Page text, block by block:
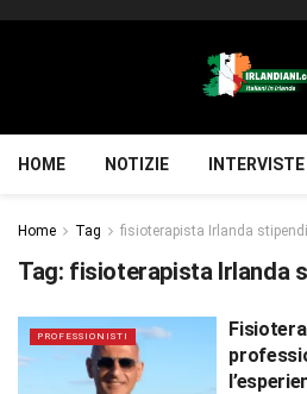
HOME NOTIZIE INTERVISTE
Home Tag fisioterapista Irlanda
Tag: fisioterapista Irlanda
PROFESSIONISTI